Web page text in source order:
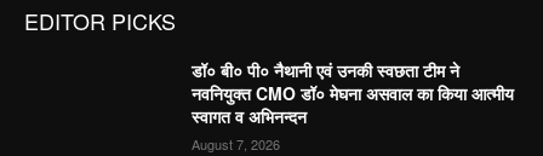
EDITOR PICKS
डॉ० बी० पी० नैथानी एवं उनकी स्वछता टीम ने
नवनियुक्त CMO डॉ० मेघना असवाल का किया आत्मीय
स्वागत व अभिनन्दन
August 7, 2026